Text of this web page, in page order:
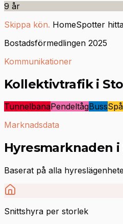
9 år
Skippa kön. HomeSpotter
Bostadsförmedlingen 2025
Kommunikationer
Kollektivtrafik i
TunnelbanaPendeltågBuss
Marknadsdata
Hyresmarknaden
Baserat på alla
Snittshyra per storlek